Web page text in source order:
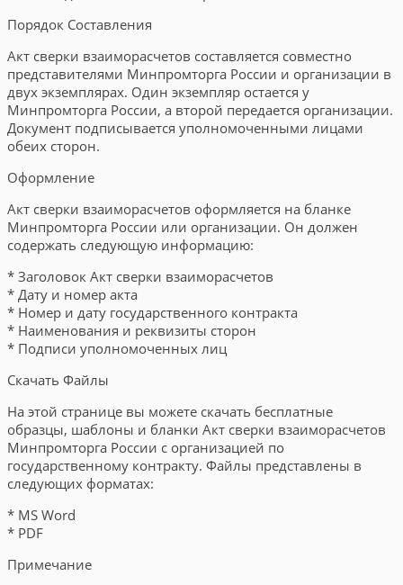
Порядок Составления
Акт сверки взаиморасчетов составляется совместно
представителями Минпромторга России и организации в
двух экземплярах. Один экземпляр остается у
Минпромторга России, а второй передается организации.
Документ подписывается уполномоченными лицами
обеих сторон.
Оформление
Акт сверки взаиморасчетов оформляется на бланке
Минпромторга России или организации. Он должен
содержать следующую информацию:
* Заголовок Акт сверки взаиморасчетов
* Дату и номер акта
* Номер и дату государственного контракта
* Наименования и реквизиты сторон
* Подписи уполномоченных лиц
Скачать Файлы
На этой странице вы можете скачать бесплатные
образцы, шаблоны и бланки Акт сверки взаиморасчетов
Минпромторга России с организацией по
государственному контракту. Файлы представлены в
следующих форматах:
* MS Word
* PDF
Примечание